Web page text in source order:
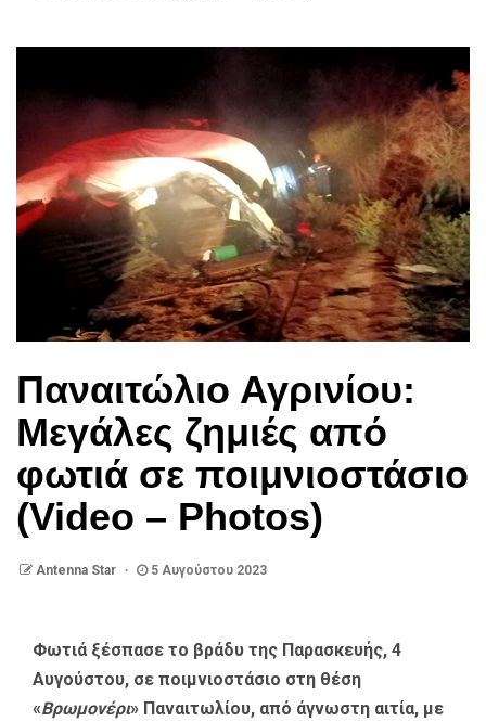
Παναιτώλιο Αγρινίου:
Μεγάλες ζημιές από
φωτιά σε ποιμνιοστάσιο
(Video – Photos)
Antenna Star 5 Αυγούστου 2023
Φωτιά ξέσπασε το βράδυ της Παρασκευής, 4
Αυγούστου, σε ποιμνιοστάσιο στη θέση
«Βρωμονέρι» Παναιτωλίου, από άγνωστη αιτία, με